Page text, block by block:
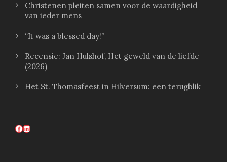
Christenen pleiten samen voor de waardigheid
van ieder mens
“It was a blessed day!”
Recensie: Jan Hulshof, Het geweld van de liefde
(2026)
Het St. Thomasfeest in Hilversum: een terugblik
Facebook LinkedIn